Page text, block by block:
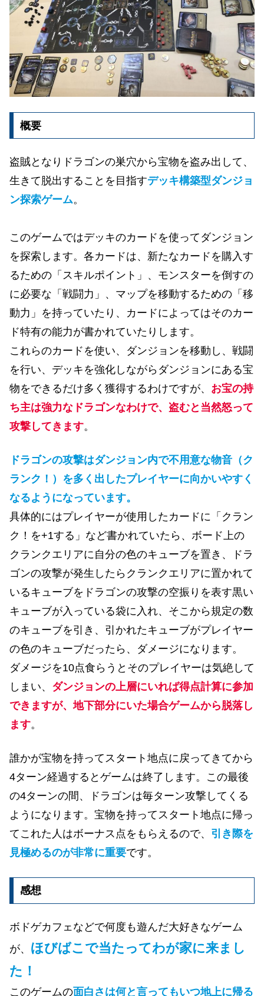
概要
盗賊となりドラゴンの巣穴から宝物を盗み出して、
生きて脱出することを目指すデッキ構築型ダンジョ
ン探索ゲーム。
このゲームではデッキのカードを使ってダンジョン
を探索します。各カードは、新たなカードを購入す
るための「スキルポイント」、モンスターを倒すの
に必要な「戦闘力」、マップを移動するための「移
動力」を持っていたり、カードによってはそのカー
ド特有の能力が書かれていたりします。
これらのカードを使い、ダンジョンを移動し、戦闘
を行い、デッキを強化しながらダンジョンにある宝
物をできるだけ多く獲得するわけですが、 お宝の持
ち主は強力なドラゴンなわけで、盗むと当然怒って
攻撃してきます。
ドラゴンの攻撃はダンジョン内で不用意な物音（ク
ランク！）を多く出したプレイヤーに向かいやすく
なるようになっています。
具体的にはプレイヤーが使用したカードに「クラン
ク！を+1する」など書かれていたら、ボード上の
クランクエリアに自分の色のキューブを置き、ドラ
ゴンの攻撃が発生したらクランクエリアに置かれて
いるキューブをドラゴンの攻撃の空振りを表す黒い
キューブが入っている袋に入れ、そこから規定の数
のキューブを引き、引かれたキューブがプレイヤー
の色のキューブだったら、ダメージになります。
ダメージを10点食らうとそのプレイヤーは気絶して
しまい、 ダンジョンの上層にいれば得点計算に参加
できますが、地下部分にいた場合ゲームから脱落し
ます。
誰かが宝物を持ってスタート地点に戻ってきてから
4ターン経過するとゲームは終了します。この最後
の4ターンの間、ドラゴンは毎ターン攻撃してくる
ようになります。宝物を持ってスタート地点に帰っ
てこれた人はボーナス点をもらえるので、 引き際を
見極めるのが非常に重要です。
感想
ボドゲカフェなどで何度も遊んだ大好きなゲーム
が、 ほびばこで当たってわが家に来まし
た！
このゲームの面白さは何と言ってもいつ地上に帰る